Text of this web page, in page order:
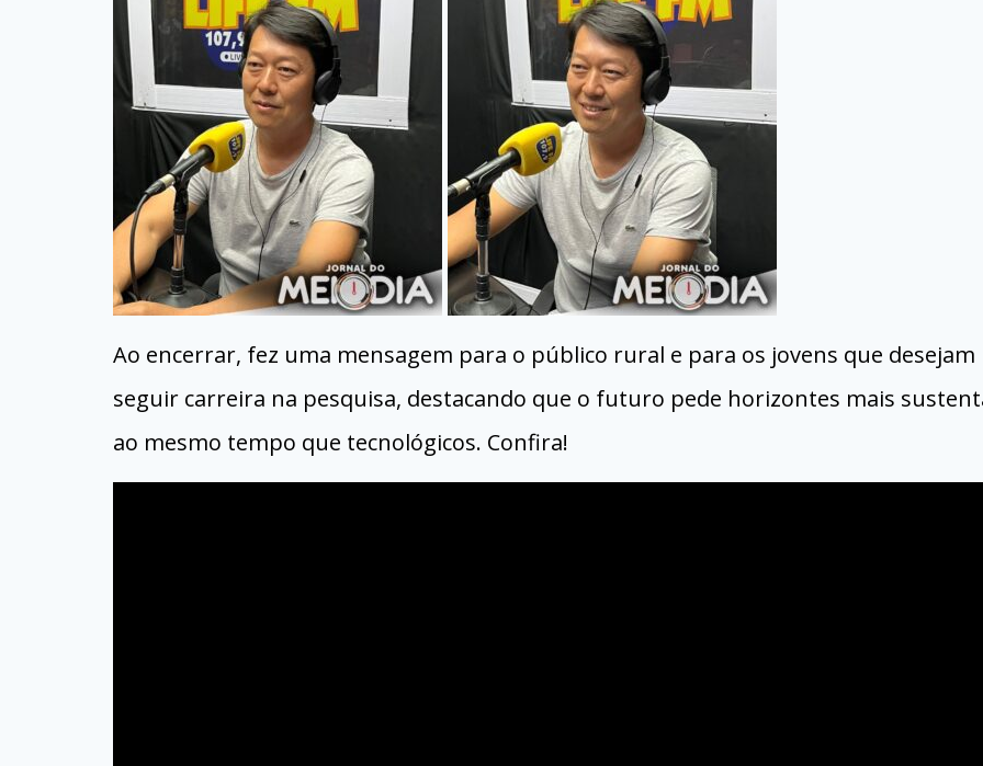
Ao encerrar, fez uma mensagem para o público rural e para os jovens que desejam
seguir carreira na pesquisa, destacando que o futuro pede horizontes mais
ao mesmo tempo que tecnológicos. Confira!